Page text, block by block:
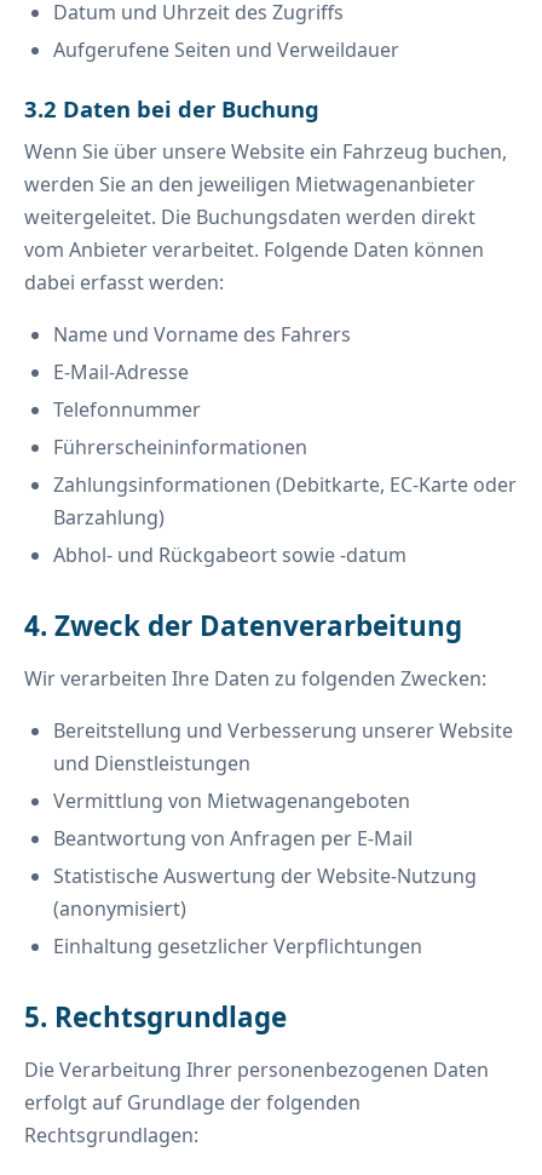
Datum und Uhrzeit des Zugriffs
Aufgerufene Seiten und Verweildauer
3.2 Daten bei der Buchung
Wenn Sie über unsere Website ein Fahrzeug buchen,
werden Sie an den jeweiligen Mietwagenanbieter
weitergeleitet. Die Buchungsdaten werden direkt
vom Anbieter verarbeitet. Folgende Daten können
dabei erfasst werden:
Name und Vorname des Fahrers
E-Mail-Adresse
Telefonnummer
Führerscheininformationen
Zahlungsinformationen (Debitkarte, EC-Karte oder
Barzahlung)
Abhol- und Rückgabeort sowie -datum
4. Zweck der Datenverarbeitung
Wir verarbeiten Ihre Daten zu folgenden Zwecken:
Bereitstellung und Verbesserung unserer Website
und Dienstleistungen
Vermittlung von Mietwagenangeboten
Beantwortung von Anfragen per E-Mail
Statistische Auswertung der Website-Nutzung
(anonymisiert)
Einhaltung gesetzlicher Verpflichtungen
5. Rechtsgrundlage
Die Verarbeitung Ihrer personenbezogenen Daten
erfolgt auf Grundlage der folgenden
Rechtsgrundlagen: